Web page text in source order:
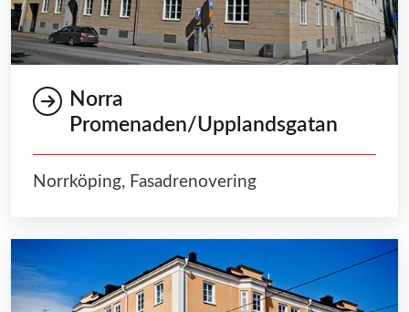
Norra
Promenaden/Upplandsgatan
Norrköping, Fasadrenovering